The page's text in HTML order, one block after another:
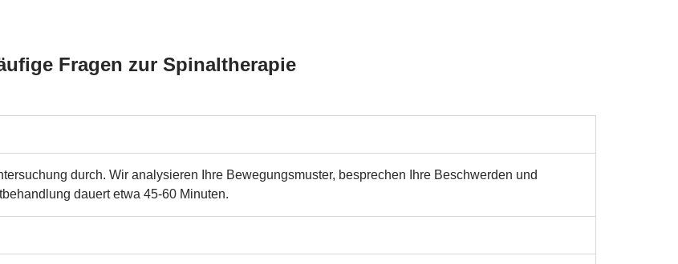
Fragen zur Spinaltherapie
durch. Wir analysieren Ihre Bewegungsmuster, besprechen Ihre Beschwerden und
dauert etwa 45-60 Minuten.